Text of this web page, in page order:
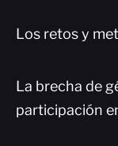
Los retos y
La brecha de
participación